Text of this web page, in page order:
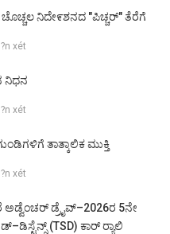
ನಿದೇ೯ಶನದ "ಪಿಚ್ಚರ್" ತೆರೆಗೆ
xét
ನಿಧನ
xét
ತಾತ್ಕಾಲಿಕ ಮುಕ್ತಿ
xét
ಡ್ರೈವ್–2026ರ 5ನೇ
(TSD) ಕಾರ್ ರ‍್ಯಾಲಿ